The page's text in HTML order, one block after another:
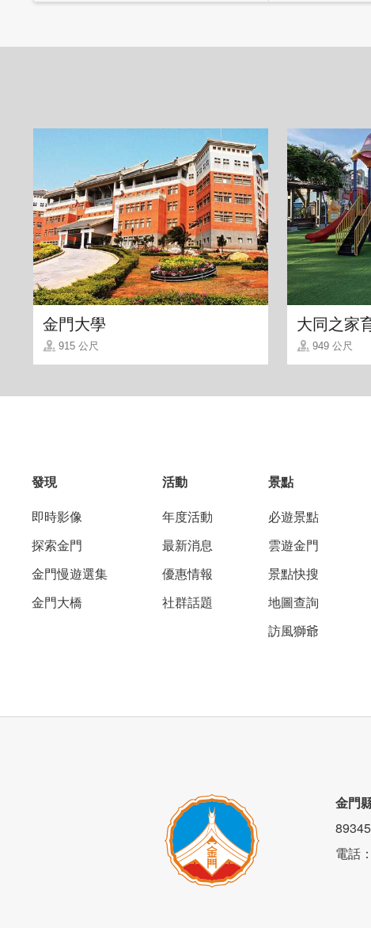
「陽台家庭房」
落地窗將大片陽光帶進室內，清清淡淡的配
反而感到自在。
一躺下，舒適質感的空間，很容易就進入夢
金門大學
915 公尺
大同之家
949 公尺
發現
即時影像
探索金門
金門慢遊選集
金門大橋
活動
年度活動
最新消息
優惠情報
社群話題
景點
必遊景點
雲遊金門
景點快搜
地圖查詢
訪風獅爺
金門
電話